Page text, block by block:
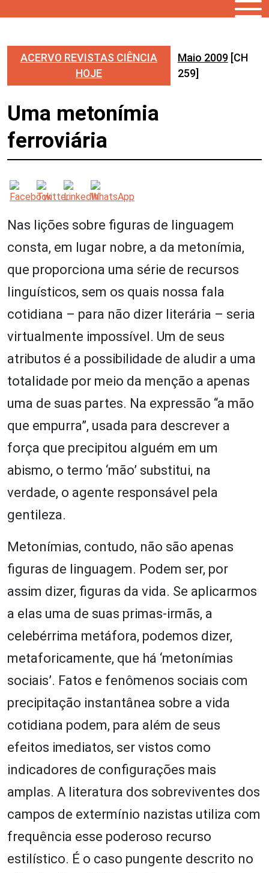
ACERVO REVISTAS CIÊNCIA
HOJE
Maio 2009[CH
259]
Uma metonímia
ferroviária
Nas lições sobre figuras de linguagem
consta, em lugar nobre, a da metonímia,
que proporciona uma série de recursos
linguísticos, sem os quais nossa fala
cotidiana – para não dizer literária – seria
virtualmente impossível. Um de seus
atributos é a possibilidade de aludir a uma
totalidade por meio da menção a apenas
uma de suas partes. Na expressão “a mão
que empurra”, usada para descrever a
força que precipitou alguém em um
abismo, o termo ‘mão’ substitui, na
verdade, o agente responsável pela
gentileza.
Metonímias, contudo, não são apenas
figuras de linguagem. Podem ser, por
assim dizer, figuras da vida. Se aplicarmos
a elas uma de suas primas-irmãs, a
celebérrima metáfora, podemos dizer,
metaforicamente, que há ‘metonímias
sociais’. Fatos e fenômenos sociais com
precipitação instantânea sobre a vida
cotidiana podem, para além de seus
efeitos imediatos, ser vistos como
indicadores de configurações mais
amplas. A literatura dos sobreviventes dos
campos de extermínio nazistas utiliza com
frequência esse poderoso recurso
estilístico. É o caso pungente descrito no